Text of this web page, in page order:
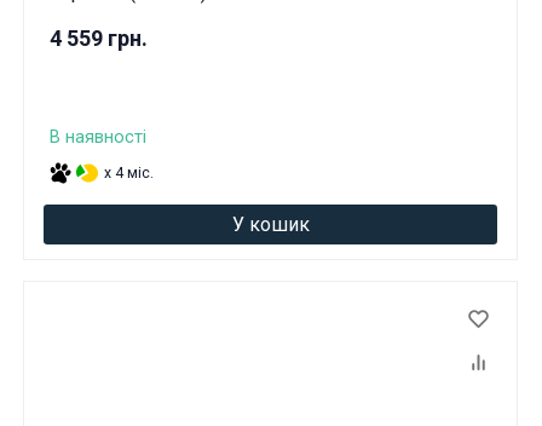
4 559 грн.
В наявності
x 4 міс.
У кошик